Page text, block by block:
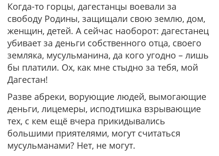
Когда-то горцы, дагестанцы воевали за
свободу Родины, защищали свою землю, дом,
женщин, детей. А сейчас наоборот: дагестанец
убивает за деньги собственного отца, своего
земляка, мусульманина, да кого угодно – лишь
бы платили. Ох, как мне стыдно за тебя, мой
Дагестан!
Разве абреки, ворующие людей, вымогающие
деньги, лицемеры, исподтишка взрывающие
тех, с кем ещё вчера прикидывались
большими приятелями, могут считаться
мусульманами? Нет, не могут.